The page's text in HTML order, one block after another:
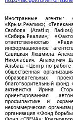
Иностранные агенты:
«Крым.Реалии»;
Свобода (Azatliq
«Сибирь.Реалии»;
ответственностью
информационное
Савицкая Людмила
Николаевич; Апахончич
Альбац; «Центр по
общественная
образовательных
благотворительный фонд
активистка Ирина
ориентированная
профилактике и
некоммерческая
организация «Фонд